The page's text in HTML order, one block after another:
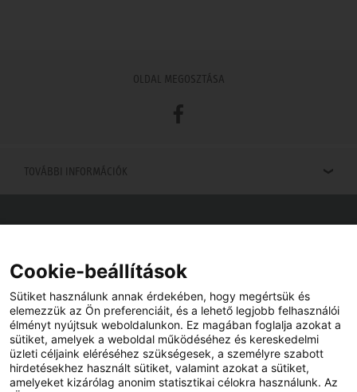
OLDAL MEGOSZTÁSA
Facebook
TOVÁBBI INFORMÁCIÓK
Viszonteladót keres az Ön közelében? Nem probléma.
Cookie-beállítások
Sütiket használunk annak érdekében, hogy megértsük és
elemezzük az Ön preferenciáit, és a lehető legjobb felhasználói
élményt nyújtsuk weboldalunkon. Ez magában foglalja azokat a
sütiket, amelyek a weboldal működéséhez és kereskedelmi
üzleti céljaink eléréséhez szükségesek, a személyre szabott
hirdetésekhez használt sütiket, valamint azokat a sütiket,
amelyeket kizárólag anonim statisztikai célokra használunk. Az